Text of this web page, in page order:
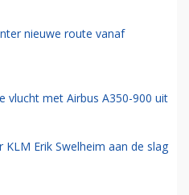
nieuwe route vanaf
vlucht met Airbus A350-900 uit
Erik Swelheim aan de slag